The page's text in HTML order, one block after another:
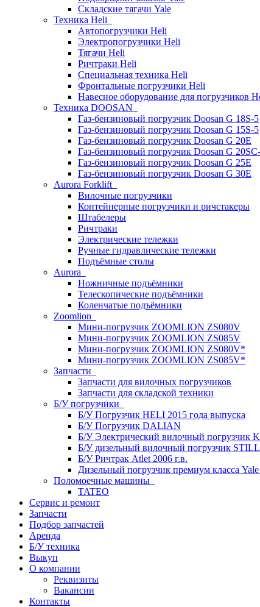
Складские тягачи Yale
Техника Heli
Автопогрузчики Heli
Электропогрузчики Heli
Тягачи Heli
Ричтраки Heli
Специальная техника Heli
Фронтальные погрузчики Heli
Навесное оборудование для погрузчиков
Техника DOOSAN
Газ-бензиновый погрузчик Doosan G 18S-5
Газ-бензиновый погрузчик Doosan G 15S-5
Газ-бензиновый погрузчик Doosan G 20E
Газ-бензиновый погрузчик Doosan G
Газ-бензиновый погрузчик Doosan G 25E
Газ-бензиновый погрузчик Doosan G 30E
Aurora Forklift
Вилочные погрузчики
Контейнерные погрузчики и ричстакеры
Штабелеры
Ричтраки
Электрические тележки
Ручные гидравлические тележки
Подъёмные столы
Aurora
Ножничные подъёмники
Телескопические подъёмники
Коленчатые подъёмники
Zoomlion
Мини-погрузчик ZOOMLION ZS080V
Мини-погрузчик ZOOMLION ZS085V
Мини-погрузчик ZOOMLION ZS080V*
Мини-погрузчик ZOOMLION ZS085V*
Запчасти
Запчасти для вилочных погрузчиков
Запчасти для складской техники
Б/У погрузчики
Б/У Погрузчик HELI 2015 года выпуска
Б/У Погрузчик DALIAN
Б/У Электрический вилочный погрузчик
Б/У дизельный вилочный погрузчик STILL
Б/У Ричтрак Atlet 2006 г.в.
Дизельный погрузчик премиум класса
Поломоечные машины
TATEO
Сервис и ремонт
Запчасти
Подбор запчастей
Аренда
Б/У техника
Выкуп
О компании
Реквизиты
Вакансии
Контакты